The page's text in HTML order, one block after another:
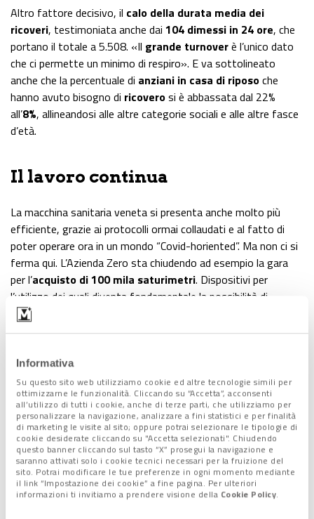
Informativa
Su questo sito web utilizziamo cookie ed altre tecnologie simili per
ottimizzarne le funzionalità. Cliccando su “Accetta”, acconsenti
all’utilizzo di tutti i cookie, anche di terze parti, che utilizziamo per
personalizzare la navigazione, analizzare a fini statistici e per finalità
di marketing le visite al sito; oppure potrai selezionare le tipologie di
cookie desiderate cliccando su "Accetta selezionati". Chiudendo
questo banner cliccando sul tasto “X” prosegui la navigazione e
saranno attivati solo i cookie tecnici necessari per la fruizione del
sito. Potrai modificare le tue preferenze in ogni momento mediante
il link “Impostazione dei cookie” a fine pagina. Per ulteriori
informazioni ti invitiamo a prendere visione della Cookie Policy.
Altro fattore decisivo, il calo della durata media dei
ricoveri, testimoniata anche dai 104 dimessi in 24 ore, che
portano il totale a 5.508. «Il grande turnoverè l’unico dato
che ci permette un minimo di respiro». E va sottolineato
anche che la percentuale di anziani in casa di riposoche
hanno avuto bisogno di ricoverosi è abbassata dal 22%
all’8%, allineandosi alle altre categorie sociali e alle altre fasce
d’età.
Il lavoro continua
La macchina sanitaria veneta si presenta anche molto più
efficiente, grazie ai protocolli ormai collaudati e al fatto di
poter operare ora in un mondo “Covid-horiented”. Ma non ci si
ferma qui. L’Azienda Zero sta chiudendo ad esempio la gara
per l’acquisto di 100 mila saturimetri. Dispositivi per
l’utilizzo dei quali diventa fondamentale la possibilità di
utilizzare l’
per risolvere i problemi diprivacy. A Treviso, intanto, il
te. «Se confermeranno la loro efficacia – spiega Zaia –
risolveranno molti problemi, perché rapidi e facili da eseguire».
Ordinanza e Faq
Facendo un passo indietro, Zaia è tornato sull’ordinanza
pubblicata ieri, 12 novembre, ribadendo l’appello alla gente a
«stringere i denti per due settimane: facendo qualche